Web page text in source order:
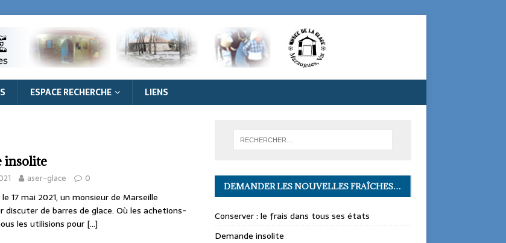
ESPACE RECHERCHE LIENS
insolite
aser-glace 0
17 mai 2021, un monsieur de Marseille
discuter de barres de glace. Où les achetions-
les utilisions pour [...]
DEMANDER LES NOUVELLES FRAÎCHES…
Conserver : le frais dans tous ses états
Demande insolite